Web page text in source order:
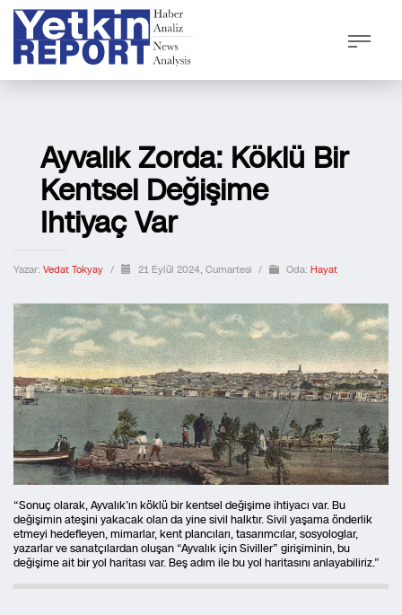
Ayvalık Zorda: Köklü Bir
Kentsel Değişime
Ihtiyaç Var
Yazar: Vedat Tokyay / 21 Eylül 2024, Cumartesi / Oda: Hayat
“Sonuç olarak, Ayvalık’ın köklü bir kentsel değişime ihtiyacı var. Bu
değişimin ateşini yakacak olan da yine sivil halktır. Sivil yaşama önderlik
etmeyi hedefleyen, mimarlar, kent plancıları, tasarımcılar, sosyologlar,
yazarlar ve sanatçılardan oluşan “Ayvalık için Siviller” girişiminin, bu
değişime ait bir yol haritası var. Beş adım ile bu yol haritasını anlayabiliriz.”